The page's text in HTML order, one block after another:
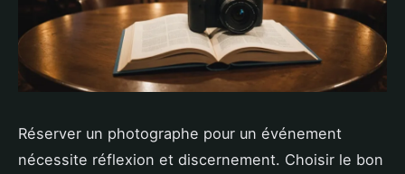
Réserver un photographe pour un événement
nécessite réflexion et discernement. Choisir le bon